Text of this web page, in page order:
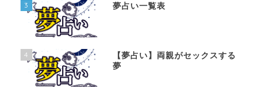
3 夢占い一覧表
4
【夢占い】両親がセックスする
夢